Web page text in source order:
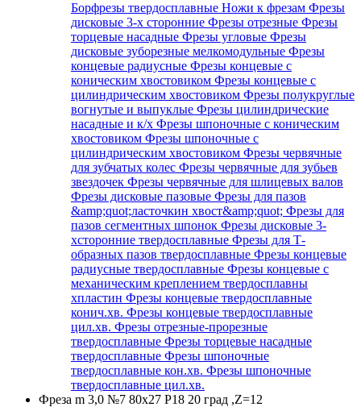
Борфрезы твердосплавные Ножи к фрезам Фрезы
дисковые 3-х сторонние Фрезы отрезные Фрезы
торцевые насадные Фрезы угловые Фрезы
дисковые зуборезные мелкомодульные Фрезы
концевые радиусные Фрезы концевые с
коническим хвостовиком Фрезы концевые с
цилиндрическим хвостовиком Фрезы полукруглые
вогнутые и выпуклые Фрезы цилиндрические
насадные и к/х Фрезы шпоночные с коническим
хвостовиком Фрезы шпоночные с
цилиндрическим хвостовиком Фрезы червячные
для зубчатых колес Фрезы червячные для зубьев
звездочек Фрезы червячные для шлицевых валов
Фрезы дисковые пазовые Фрезы для пазов
&amp;quot;ласточкин хвост&amp;quot; Фрезы для
пазов сегментных шпонок Фрезы дисковые 3-
хсторонние твердосплавные Фрезы для Т-
образных пазов твердосплавные Фрезы концевые
радиусные твердосплавные Фрезы концевые с
механическим креплением твердосплавны
хпластин Фрезы концевые твердосплавные
конич.хв. Фрезы концевые твердосплавные
цил.хв. Фрезы отрезные-прорезные
твердосплавные Фрезы торцевые насадные
твердосплавные Фрезы шпоночные
твердосплавные кон.хв. Фрезы шпоночные
твердосплавные цил.хв.
Фреза m 3,0 №7 80х27 Р18 20 град ,Z=12